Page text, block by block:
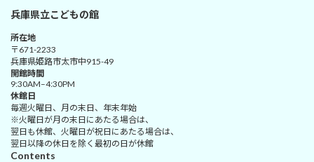
兵庫県立こどもの館
所在地
〒671-2233
兵庫県姫路市太市中915-49
開館時間
9:30AM–4:30PM
休館日
毎週火曜日、月の末日、年末年始
※火曜日が月の末日にあたる場合は、
翌日も休館、火曜日が祝日にあたる場合は、
翌日以降の休日を除く最初の日が休館
Contents